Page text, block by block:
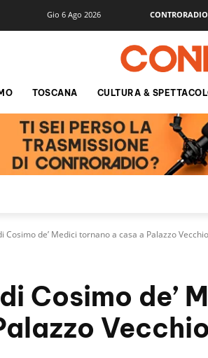
Gio 6 Ago 2026
TOSCANA CULTURA &
Cosimo de’ Medici tornano a casa a Palazzo Vecchio
Cosimo de’
Vecchio